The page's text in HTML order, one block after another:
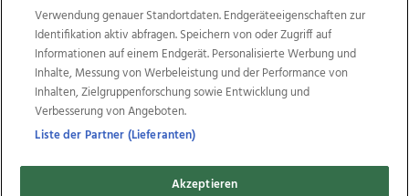
Weitere Angebote des Medienhauses Wimmer
TV1 di-mog-i.at OÖNow
Ischler Woche
Life Radio
OÖNachrichten
OÖN Immobilien
OÖN Karriere
OÖN Reise
Regionaljobs
wasistlos.at
Verwendung genauer Standortdaten. Endgeräteeigenschaften zur
Identifikation aktiv abfragen. Speichern von oder Zugriff auf
Informationen auf einem Endgerät. Personalisierte Werbung und
Inhalte, Messung von Werbeleistung und der Performance von
Inhalten, Zielgruppenforschung sowie Entwicklung und
Verbesserung von Angeboten.
Liste der Partner (Lieferanten)
Akzeptieren